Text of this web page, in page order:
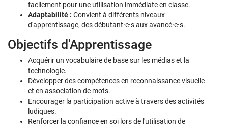
facilement pour une utilisation immédiate en classe.
Adaptabilité : Convient à différents niveaux
d'apprentissage, des débutant·e·s aux avancé·e·s.
Objectifs d'Apprentissage
Acquérir un vocabulaire de base sur les médias et la
technologie.
Développer des compétences en reconnaissance visuelle
et en association de mots.
Encourager la participation active à travers des activités
ludiques.
Renforcer la confiance en soi lors de l'utilisation de